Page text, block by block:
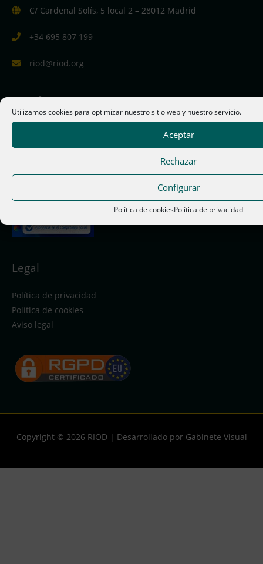
Utilizamos cookies para optimizar nuestro sitio web y nuestro servicio.
Aceptar
Rechazar
Configurar
Política de cookiesPolítica de privacidad
C/ Cardenal Solís, 5 local 2 – 28012 Madrid
+34 695 807 199
riod@riod.org
Certificación
Legal
Política de privacidad
Política de cookies
Aviso legal
Copyright © 2026 RIOD| Desarrollado por Gabinete Visual